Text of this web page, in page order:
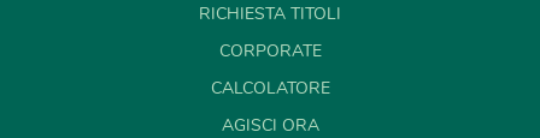
RICHIESTA TITOLI
CORPORATE
CALCOLATORE
AGISCI ORA